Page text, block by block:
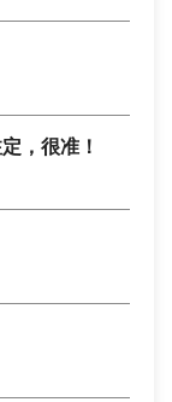
，很准！